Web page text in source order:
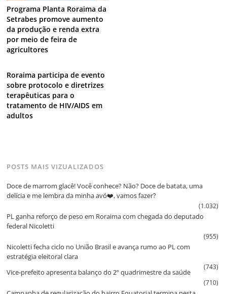
Programa Planta Roraima da
Setrabes promove aumento
da produção e renda extra
por meio de feira de
agricultores
Roraima participa de evento
sobre protocolo e diretrizes
terapêuticas para o
tratamento de HIV/AIDS em
adultos
POSTS MAIS VIZUALIZADOS
Doce de marrom glacê! Você conhece? Não? Doce de batata, uma
delícia e me lembra da minha avó❤️, vamos fazer?
(1.032)
PL ganha reforço de peso em Roraima com chegada do deputado
federal Nicoletti
(955)
Nicoletti fecha ciclo no União Brasil e avança rumo ao PL com
estratégia eleitoral clara
(743)
Vice‑prefeito apresenta balanço do 2º quadrimestre da saúde
(710)